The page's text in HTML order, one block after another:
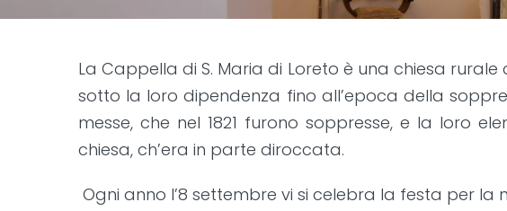
La Cappella di S. Maria di Loreto è una chiesa
sotto la loro dipendenza fino all’epoca della
messe, che nel 1821 furono soppresse, e la loro
chiesa, ch’era in parte diroccata.
Ogni anno l’8 settembre vi si celebra la festa per la